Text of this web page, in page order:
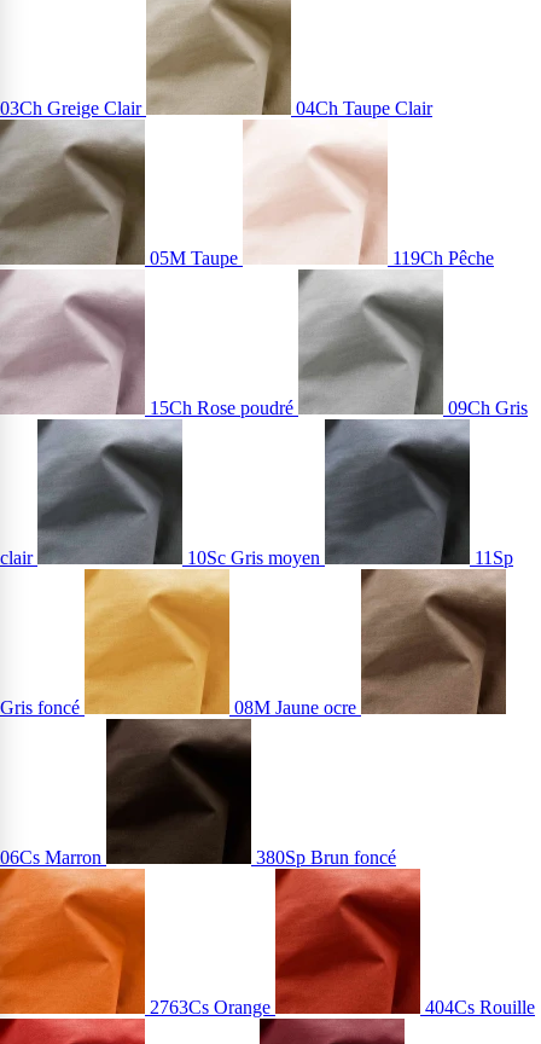
03Ch Greige Clair 04Ch Taupe Clair
05M Taupe 119Ch Pêche
15Ch Rose poudré 09Ch Gris
clair 10Sc Gris moyen 11Sp
Gris foncé 08M Jaune ocre
06Cs Marron 380Sp Brun foncé
2763Cs Orange 404Cs Rouille